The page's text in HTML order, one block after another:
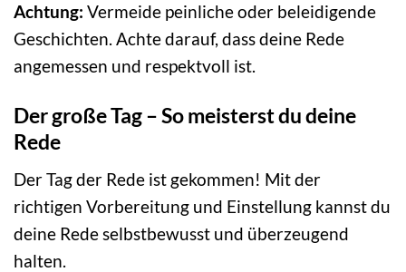
Achtung: Vermeide peinliche oder beleidigende
Geschichten. Achte darauf, dass deine Rede
angemessen und respektvoll ist.
Der große Tag – So meisterst du deine
Rede
Der Tag der Rede ist gekommen! Mit der
richtigen Vorbereitung und Einstellung kannst du
deine Rede selbstbewusst und überzeugend
halten.